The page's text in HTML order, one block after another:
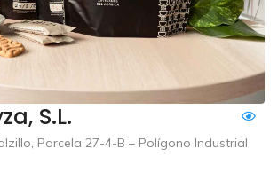
S.L.
Parcela 27-4-B – Polígono Industrial